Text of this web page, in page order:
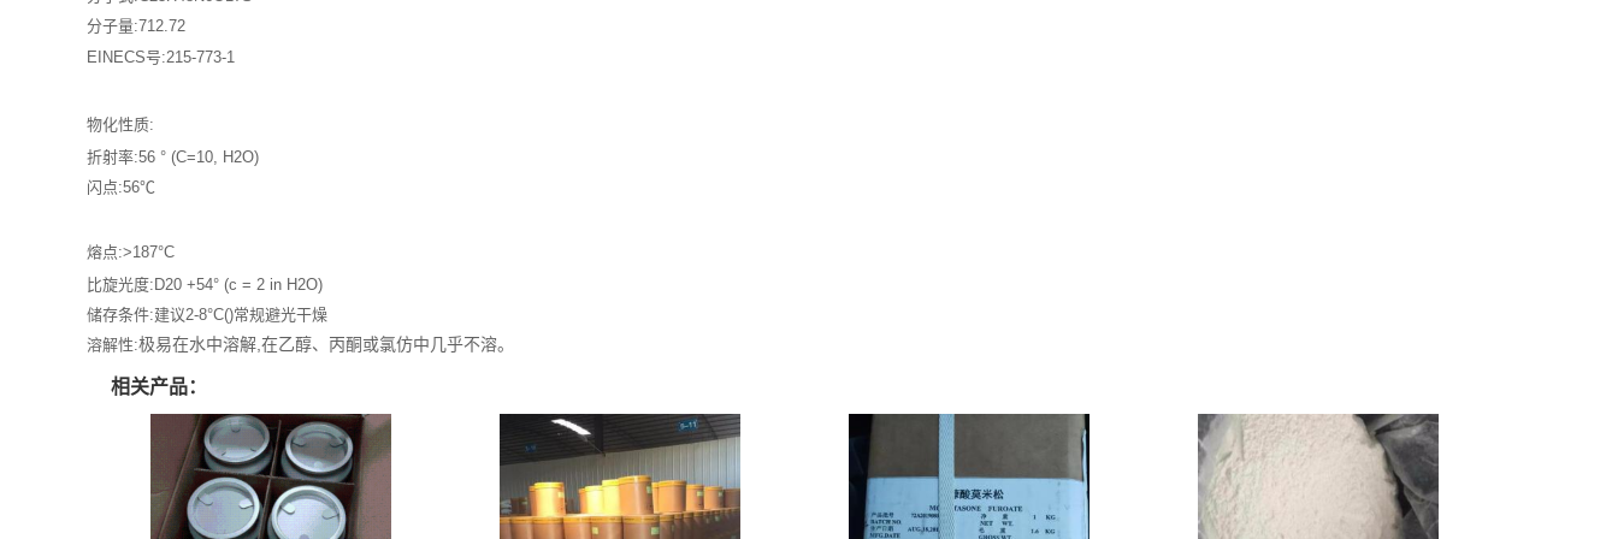
分子量:712.72
EINECS号:215-773-1
物化性质:
折射率:56 ° (C=10, H2O)
闪点:56℃
熔点:>187°C
比旋光度:D20 +54° (c = 2 in H2O)
储存条件:建议2-8°C()常规避光干燥
溶解性:极易在水中溶解,在乙醇、丙酮或氯仿中几乎不溶。
相关产品：